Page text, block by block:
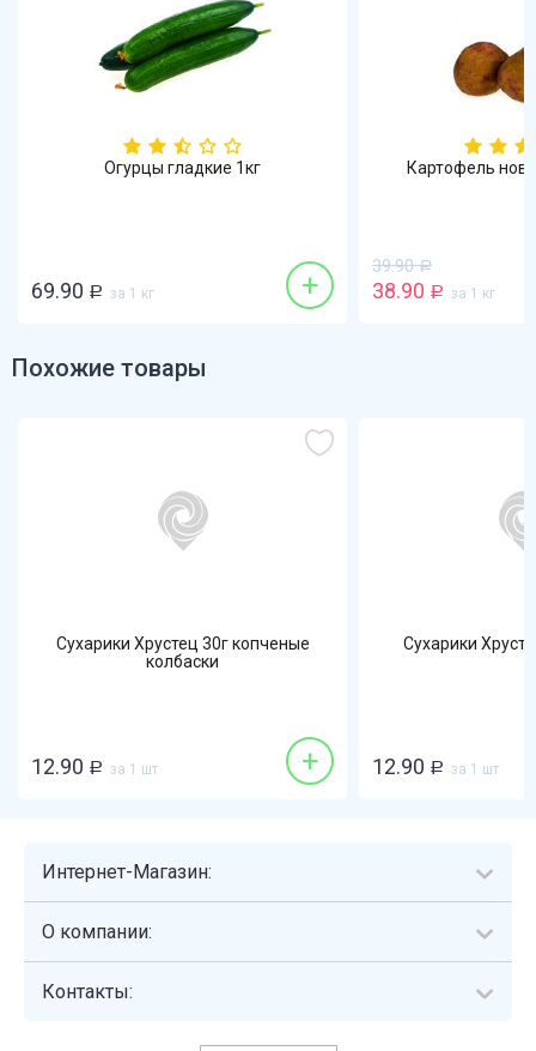
Огурцы гладкие 1кг
Р за 1 кг
Картофель новый
39.90 Р
38.90 Р за 1 кг
Похожие товары
Сухарики Хрустец 30г копченые
колбаски
12.90 Р за 1 шт +
Сухарики
12.90 Р за 1 шт
Интернет-Магазин:
О компании:
Контакты: